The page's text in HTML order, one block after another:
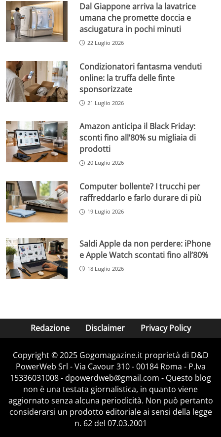
Dal Giappone arriva la lavatrice
umana che promette doccia e
asciugatura in pochi minuti
22 Luglio 2026
Condizionatori fantasma venduti
online: la truffa delle finte
sponsorizzate
21 Luglio 2026
Amazon anticipa il Black Friday:
sconti fino all’80% su migliaia di
prodotti
20 Luglio 2026
Computer bollente? I trucchi per
raffreddarlo e farlo durare di più
19 Luglio 2026
Saldi Apple da non perdere: iPhone
e Apple Watch scontati fino all’80%
18 Luglio 2026
Redazione Disclaimer Privacy Policy
Copyright © 2025 Gogomagazine.it proprietà di D&D
PowerWeb Srl - Via Cavour 310 - 00184 Roma - P.Iva
15336031008 - dpowerdweb@gmail.com - Questo blog
non è una testata giornalistica, in quanto viene
aggiornato senza alcuna periodicità. Non può pertanto
considerarsi un prodotto editoriale ai sensi della legge
n. 62 del 07.03.2001